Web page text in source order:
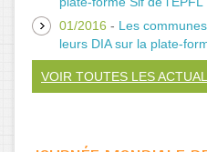
01/2016 - Les
leurs DIA sur la plate-
VOIR TOUTES LES